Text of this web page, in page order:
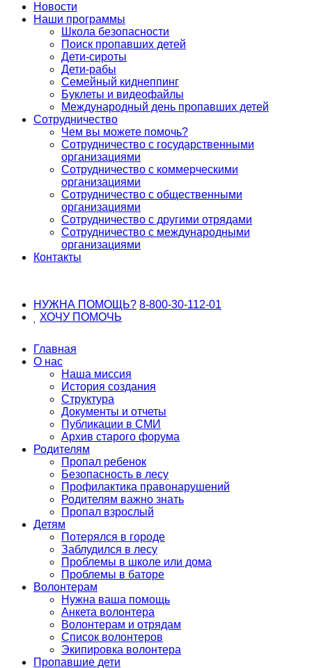
Новости
Наши программы
Школа безопасности
Поиск пропавших детей
Дети-сироты
Дети-рабы
Семейный киднеппинг
Буклеты и видеофайлы
Международный день пропавших детей
Сотрудничество
Чем вы можете помочь?
Сотрудничество с государственными
организациями
Сотрудничество с коммерческими
организациями
Сотрудничество с общественными
организациями
Сотрудничество с другими отрядами
Сотрудничество с международными
организациями
Контакты
НУЖНА ПОМОЩЬ? 8-800-30-112-01
ХОЧУ ПОМОЧЬ
Главная
О нас
Наша миссия
История создания
Структура
Документы и отчеты
Публикации в СМИ
Архив старого форума
Родителям
Пропал ребенок
Безопасность в лесу
Профилактика правонарушений
Родителям важно знать
Пропал взрослый
Детям
Потерялся в городе
Заблудился в лесу
Проблемы в школе или дома
Проблемы в баторе
Волонтерам
Нужна ваша помощь
Анкета волонтера
Волонтерам и отрядам
Список волонтеров
Экипировка волонтера
Пропавшие дети